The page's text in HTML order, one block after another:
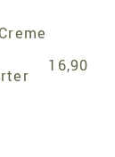
16,90